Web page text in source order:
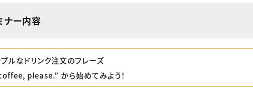
ー内容
ルなドリンク注文のフレーズ
please.” から始めてみよう！